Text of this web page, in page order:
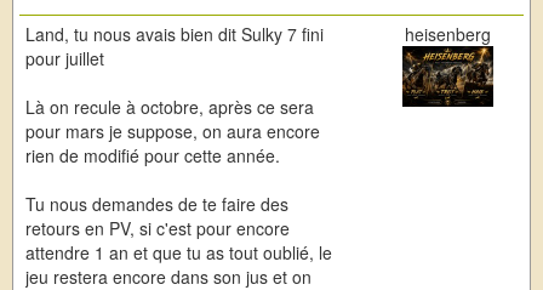
Land, tu nous avais bien dit Sulky 7 fini
pour juillet
Là on recule à octobre, après ce sera
pour mars je suppose, on aura encore
rien de modifié pour cette année.
Tu nous demandes de te faire des
retours en PV, si c'est pour encore
attendre 1 an et que tu as tout oublié, le
jeu restera encore dans son jus et on
heisenberg